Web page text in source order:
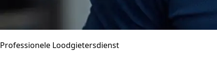
Professionele Loodgietersdienst